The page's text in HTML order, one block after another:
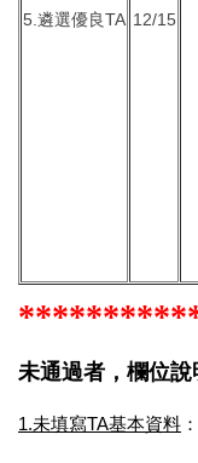
5.遴選優良TA 12/15
未通過者，欄位說
1.未填寫TA基本資料 ：